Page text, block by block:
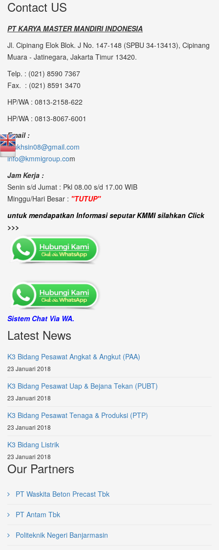
Contact US
PT KARYA MASTER MANDIRI INDONESIA
Jl. Cipinang Elok Blok. J No. 147-148 (SPBU 34-13413), Cipinang
Muara - Jatinegara, Jakarta Timur 13420.
Telp. : (021) 8590 7367
Fax. : (021) 8591 3470
HP/WA : 0813-2158-622
HP/WA : 0813-8067-6001
Email :
mukhsin08@gmail.com
info@kmmigroup.com
Jam Kerja :
Senin s/d Jumat : Pkl 08.00 s/d 17.00 WIB
Minggu/Hari Besar : "TUTUP"
untuk mendapatkan Informasi seputar KMMI silahkan Click
>>>
Sistem Chat Via WA.
Latest News
K3 Bidang Pesawat Angkat & Angkut (PAA)
23 Januari 2018
K3 Bidang Pesawat Uap & Bejana Tekan (PUBT)
23 Januari 2018
K3 Bidang Pesawat Tenaga & Produksi (PTP)
23 Januari 2018
K3 Bidang Listrik
23 Januari 2018
Our Partners
PT Waskita Beton Precast Tbk
PT Antam Tbk
Politeknik Negeri Banjarmasin